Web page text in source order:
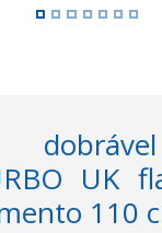
UK
110